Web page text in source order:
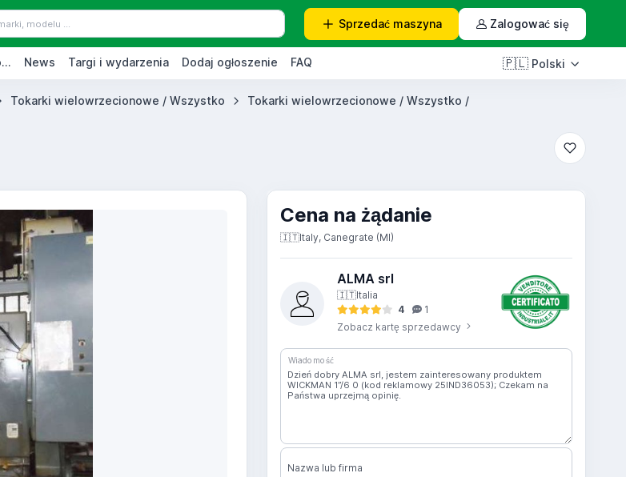
Sprzedać maszyna Zalogować się
News Targi i wydarzenia Dodaj ogłoszenie FAQ 🇵🇱 Polski
Tokarki wielowrzecionowe / Wszystko Tokarki wielowrzecionowe / Wszystko /
Cena na żądanie
🇮🇹Italy, Canegrate (MI)
ALMA srl
🇮🇹Italia
4
1
Zobacz kartę sprzedawcy
Wiadomość
Nazwa lub firma